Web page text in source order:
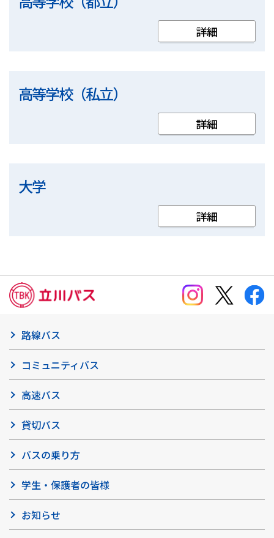
高等学校（私立）
大学
路線バス
コミュニティバス
高速バス
貸切バス
バスの乗り方
学生・保護者の皆様
お知らせ